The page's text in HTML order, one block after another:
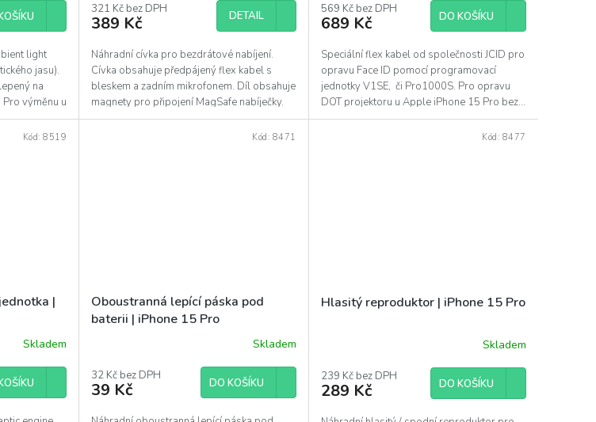
light
jasu).
na
výměnu u
321 Kč bez DPH
389 Kč DETAIL
Náhradní cívka pro bezdrátové nabíjení.
Cívka obsahuje předpájený flex kabel s
bleskem a zadním mikrofonem. Díl obsahuje
magnety pro připojení MagSafe nabíječky.
Tento díl je...
569 Kč bez DPH
689 Kč DO KOŠÍKU
Speciální flex kabel od společnosti JCID pro
opravu Face ID pomocí programovací
jednotky V1SE, či Pro1000S. Pro opravu
DOT projektoru u Apple iPhone 15 Pro bez...
|
Skladem
Kód:8519
Oboustranná lepící páska pod
baterii | iPhone 15 Pro
Skladem
32 Kč bez DPH
39 Kč DO KOŠÍKU
Kód: 8471
Hlasitý reproduktor | iPhone 15 Pro
Skladem
239 Kč bez DPH
289 Kč DO KOŠÍKU
Kód: 8477